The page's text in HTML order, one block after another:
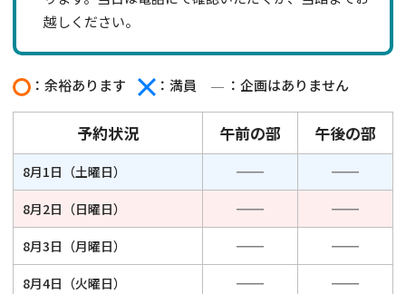
越しください。
：余裕あります ：満員 ：企画はありません
予約状況 午前の部 午後の部
8月1日（土曜日）
8月2日（日曜日）
8月3日（月曜日）
8月4日（火曜日）